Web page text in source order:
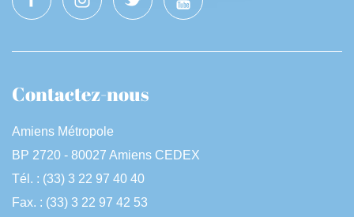
Contactez-nous
Amiens Métropole
BP 2720 - 80027 Amiens CEDEX
Tél. : (33) 3 22 97 40 40
Fax. : (33) 3 22 97 42 53